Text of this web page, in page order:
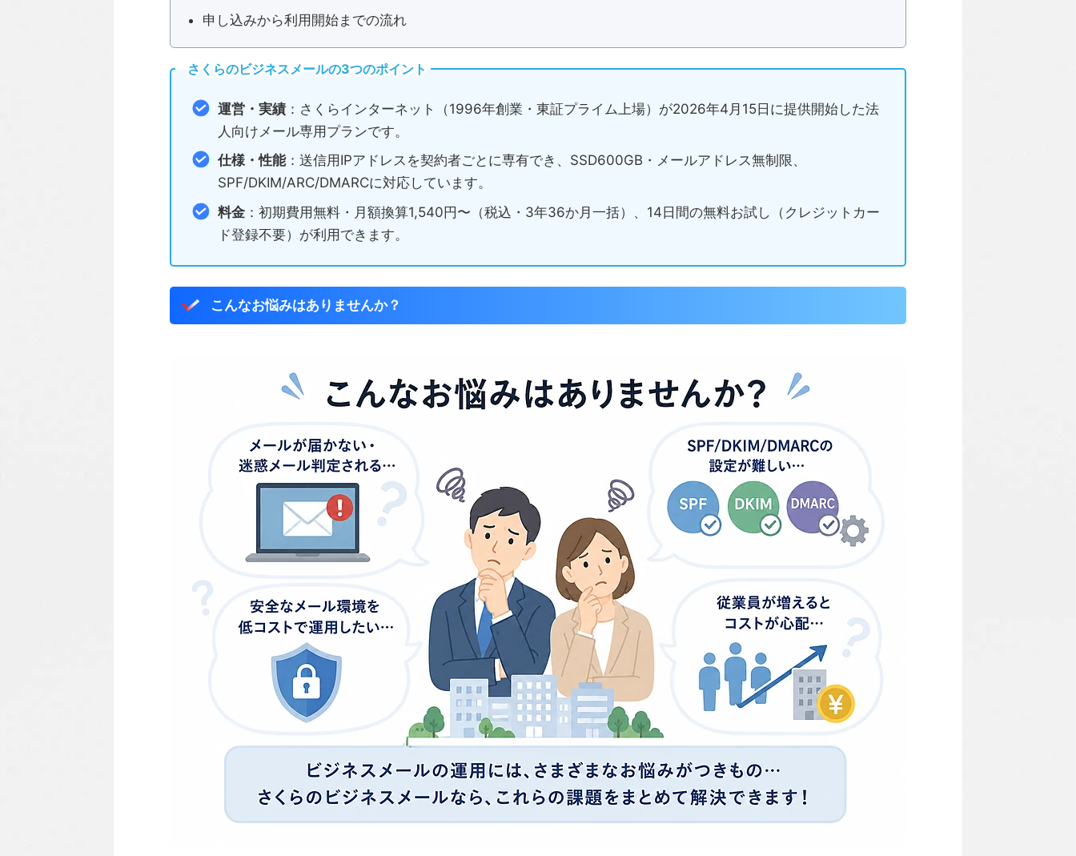
申し込みから利用開始までの流れ
さくらのビジネスメールの3つのポイント
運営・実績 ：さくらインターネット（1996年創業・東証プライム上場）が2026年4月15日に提供開始した法
人向けメール専用プランです。
仕様・性能：送信用IPアドレスを契約者ごとに専有でき、SSD600GB・メールアドレス無制限、
SPF/DKIM/ARC/DMARCに対応しています。
料金 ：初期費用無料・月額換算1,540円〜（税込・3年36か月一括）、14日間の無料お試し（クレジットカー
ド登録不要）が利用できます。
こんなお悩みはありませんか？